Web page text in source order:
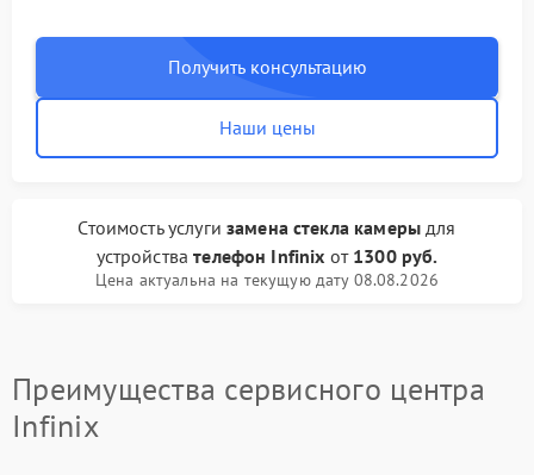
Получить консультацию
Наши цены
Стоимость услуги замена стекла камерыдля
устройствателефон Infinix от 1300 руб.
Цена актуальна на текущую дату 08.08.2026
Преимущества сервисного центра
Infinix